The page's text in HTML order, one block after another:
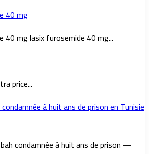
40 mg
40 mg lasix furosemide 40 mg...
price...
à huit ans de prison en Tunisie
condamnée à huit ans de prison —